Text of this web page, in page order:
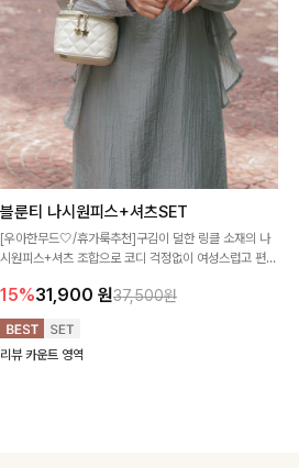
블룬티 나시원피스+셔츠SET
[우아한무드🤍/휴가룩추천]구김이 덜한 링클 소재의 나
시원피스+셔츠 조합으로 코디 걱정없이 여성스럽고 편안
15%31,900 원37,500원
리뷰 카운트 영역